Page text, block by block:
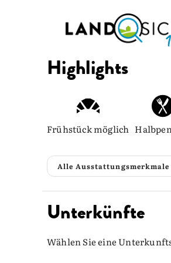
Highlights
Frühstück möglich
Alle Ausstattungsmerkmale
Unterkünfte
Wählen Sie eine